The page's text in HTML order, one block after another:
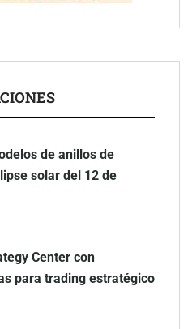
de anillos de
solar del 12 de
Center con
para trading estratégico